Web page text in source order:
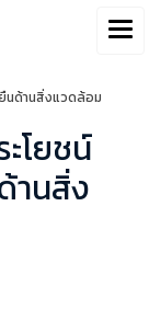
นด้านสิ่งแวดล้อม
โยชน์
านสิ่ง